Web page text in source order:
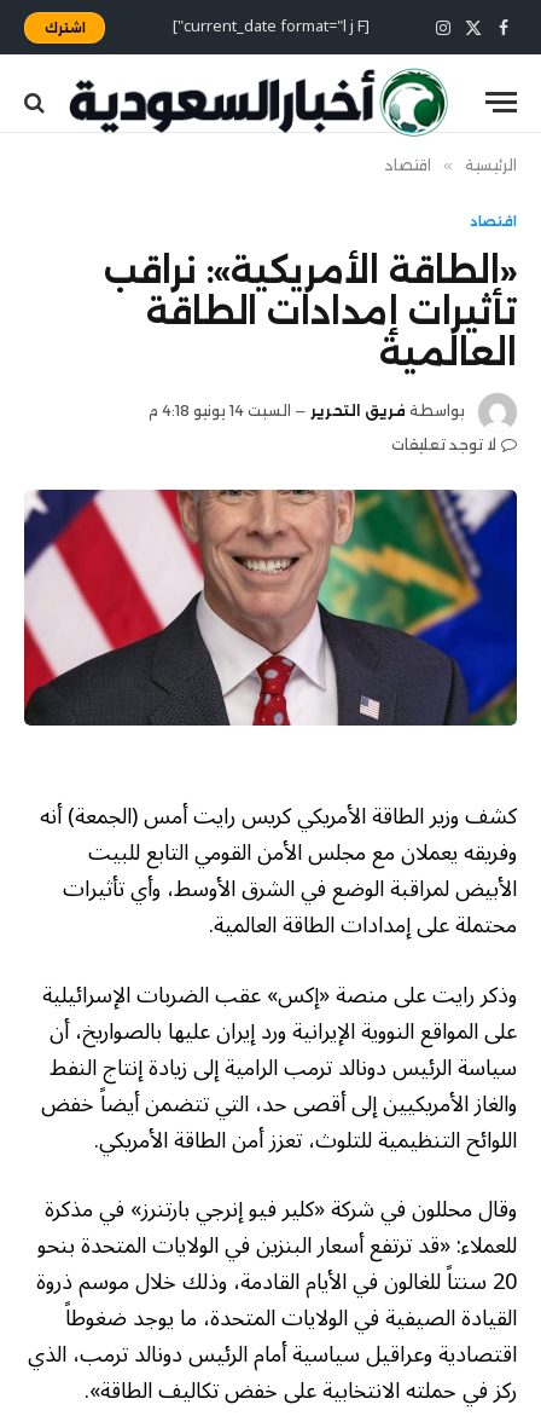
فيسبوك
X
(Twitter)
الانستغرام [current_date format="l j F"] اشترك
الرئيسية » اقتصاد
اقتصاد
«الطاقة الأمريكية»: نراقب
تأثيرات إمدادات الطاقة
العالمية
بواسطة فريق التحرير
السبت 14 يونيو 4:18 م
لا توجد تعليقات
كشف وزير الطاقة الأمريكي كريس رايت أمس (الجمعة) أنه
وفريقه يعملان مع مجلس الأمن القومي التابع للبيت
الأبيض لمراقبة الوضع في الشرق الأوسط، وأي تأثيرات
محتملة على إمدادات الطاقة العالمية.
وذكر رايت على منصة «إكس» عقب الضربات الإسرائيلية
على المواقع النووية الإيرانية ورد إيران عليها بالصواريخ، أن
سياسة الرئيس دونالد ترمب الرامية إلى زيادة إنتاج النفط
والغاز الأمريكيين إلى أقصى حد، التي تتضمن أيضاً خفض
اللوائح التنظيمية للتلوث، تعزز أمن الطاقة الأمريكي.
وقال محللون في شركة «كلير فيو إنرجي بارتنرز» في مذكرة
للعملاء: «قد ترتفع أسعار البنزين في الولايات المتحدة بنحو
20 سنتاً للغالون في الأيام القادمة، وذلك خلال موسم ذروة
القيادة الصيفية في الولايات المتحدة، ما يوجد ضغوطاً
اقتصادية وعراقيل سياسية أمام الرئيس دونالد ترمب، الذي
ركز في حملته الانتخابية على خفض تكاليف الطاقة».